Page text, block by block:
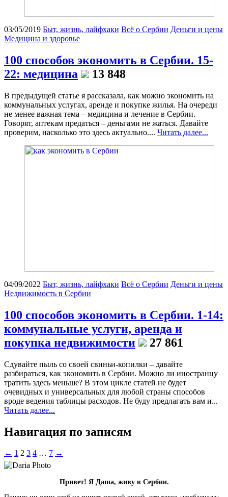
03/05/2019 Быт, жизнь, лайфхаки Всё о Сербии Деньги и цены
Медицина и здоровье
100 способов экономить в Сербии. 15-
22: медицина
13 848
В предыдущей статье я рассказала, как можно экономить на
коммунальных услугах, аренде и покупке жилья. На очереди
не менее важная тема – медицина и лечение в Сербии.
Говорят, аптекам предаться – деньгами не жаться. Давайте
проверим, насколько это здесь актуально.... Читать далее...
04/09/2022 Быт, жизнь, лайфхаки Всё о Сербии Деньги и цены
Недвижимость в Сербии
100 способов экономить в Сербии. 1-14:
коммунальные услуги, аренда и
покупка недвижимости
27 861
Сдувайте пыль со своей свиньи-копилки – давайте
разбираться, как экономить в Сербии. Можно ли иностранцу
тратить здесь меньше? В этом цикле статей не будет
очевидных и универсальных для любой страны способов
вроде ведения таблицы расходов. Не буду предлагать вам и...
Читать далее...
Навигация по записям
← 1 2 3 4 … 7 →
Привет! Я Даша, живу в Сербии.